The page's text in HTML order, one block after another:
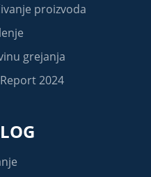
proizvoda
grejanja
2024